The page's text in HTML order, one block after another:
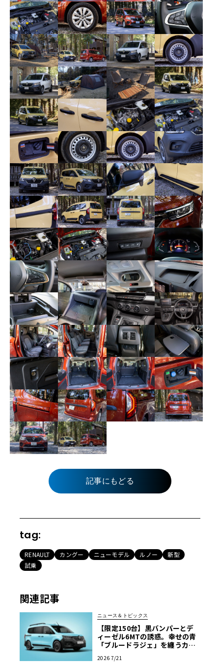
記事にもどる
tag:
RENAULT カングー ニューモデル ルノー
新型
試乗
関連記事
ニュース＆トピックス
【限定150台】黒バンパーとデ
ィーゼル6MTの誘惑。幸せの青
「ブルードラジェ」を纏うカン
2026 7/21